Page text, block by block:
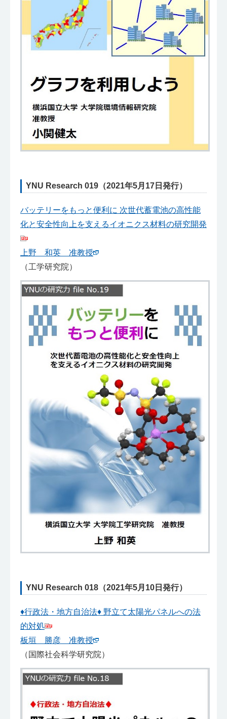
YNU Research 019（2021年5月17日発行）
バッテリーをもっと便利に 次世代蓄電池の高性能
化と安全性向上を支えるイオニクス材料の研究開発
上野 和英 准教授
（工学研究院）
YNU Research 018（2021年5月10日発行）
♦行政法・地方自治法♦ 野立て太陽光パネルへの法
的対処
板垣 勝彦 准教授
（国際社会科学研究院）